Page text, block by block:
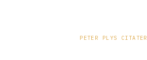
PETER PLYS CITATER